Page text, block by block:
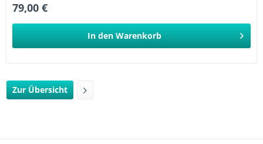
79,00 €
In den Warenkorb
Zur Übersicht